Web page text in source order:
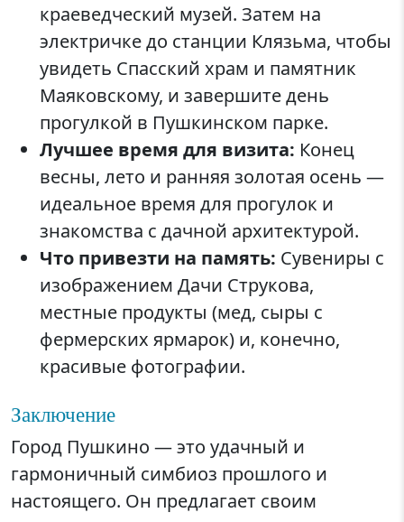
краеведческий музей. Затем на
электричке до станции Клязьма, чтобы
увидеть Спасский храм и памятник
Маяковскому, и завершите день
прогулкой в Пушкинском парке.
Лучшее время для визита: Конец
весны, лето и ранняя золотая осень —
идеальное время для прогулок и
знакомства с дачной архитектурой.
Что привезти на память: Сувениры с
изображением Дачи Струкова,
местные продукты (мед, сыры с
фермерских ярмарок) и, конечно,
красивые фотографии.
Заключение
Город Пушкино — это удачный и
гармоничный симбиоз прошлого и
настоящего. Он предлагает своим